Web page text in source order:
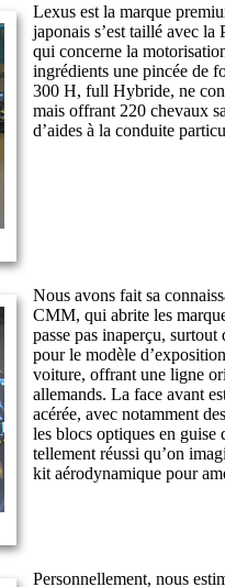
Lexus est la marque
japonais s’est taillé avec
qui concerne la
ingrédients une pincée de
300 H, full Hybride, ne
mais offrant 220 chevaux
d’aides à la conduite
Nous avons fait sa
CMM, qui abrite les
passe pas inaperçu,
pour le modèle
voiture, offrant une ligne
allemands. La face avant
acérée, avec notamment
les blocs optiques en guise
tellement réussi qu’on
kit aérodynamique pour
Personnellement, nous